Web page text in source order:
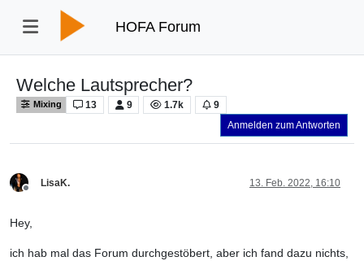
HOFA Forum
Welche Lautsprecher?
Mixing 13 9 1.7k
9
Anmelden zum Antworten
LisaK. 13. Feb. 2022, 16:10
Hey,
ich hab mal das Forum durchgestöbert, aber ich fand dazu nichts,